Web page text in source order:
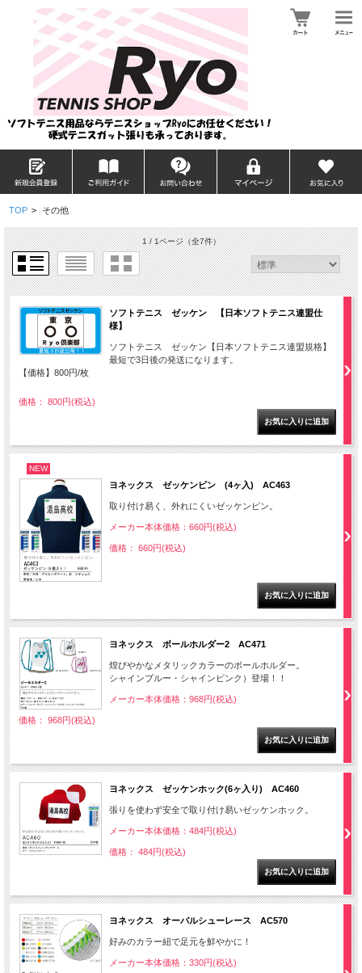
TOP > その他
1 / 1ページ（全7件）
ソフトテニス ゼッケン 【日本ソフトテニス連盟仕
様】
ソフトテニス ゼッケン【日本ソフトテニス連盟規格】
最短で3日後の発送になります。
【価格】800円/枚
価格： 800円(税込)
NEW
ヨネックス ゼッケンピン (4ヶ入) AC463
取り付け易く、外れにくいゼッケンピン。
メーカー本体価格：660円(税込)
価格： 660円(税込)
ヨネックス ボールホルダー2 AC471
煌びやかなメタリックカラーのボールホルダー。
シャインブルー・シャインピンク）登場！！
メーカー本体価格：968円(税込)
価格： 968円(税込)
ヨネックス ゼッケンホック(6ヶ入り) AC460
張りを使わず安全で取り付け易いゼッケンホック。
メーカー本体価格：484円(税込)
価格： 484円(税込)
ヨネックス オーバルシューレース AC570
好みのカラー紐で足元を鮮やかに！
メーカー本体価格：330円(税込)